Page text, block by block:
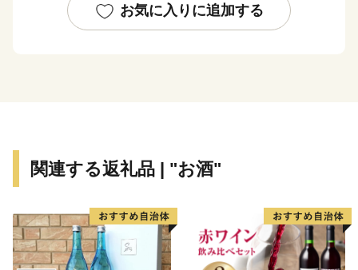
レーや糸満大綱引をはじめ、ウシデーク、棒術、エイサ
ーなどの伝統行事が各字に息づき、また全国でも珍しい
通により、那覇空港との時間距離が15分～20分と短く
業も盛んですが、特に卸売市場を整備し、水産物の国際
的物流拠点を目指しています。
お気に入りに追加する
関連する返礼品 | "お酒"